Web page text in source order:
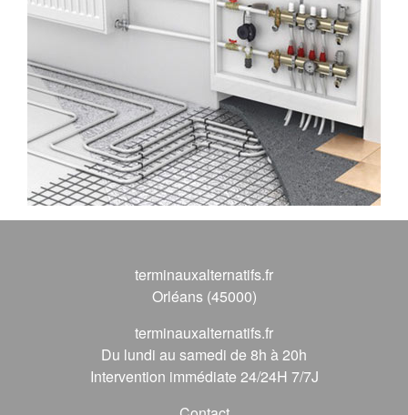
terminauxalternatifs.fr
Orléans (45000)
terminauxalternatifs.fr
Du lundi au samedi de 8h à 20h
Intervention immédiate 24/24H 7/7J